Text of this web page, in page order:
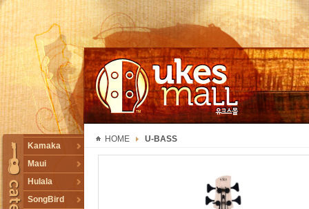
TOGGLE
Kamaka
Maui
Hulala
SongBird
HOME U-BASS